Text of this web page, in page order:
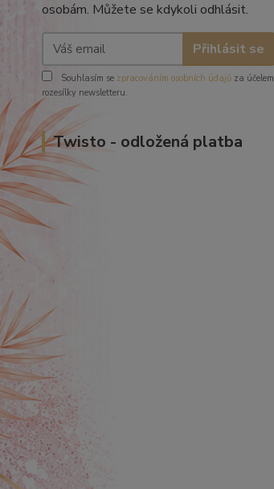
osobám. Můžete se kdykoli odhlásit.
Přihlásit se
Souhlasím se zpracováním osobních údajů za účelem
rozesílky newsletteru.
Twisto - odložená platba